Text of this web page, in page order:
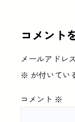
コメント
メールアドレ
※ が付いてい
コメント ※